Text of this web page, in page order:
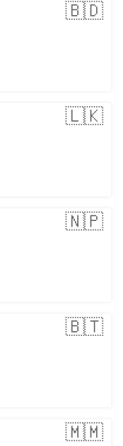
🇧🇩
🇱🇰
🇳🇵
🇧🇹
🇲🇲